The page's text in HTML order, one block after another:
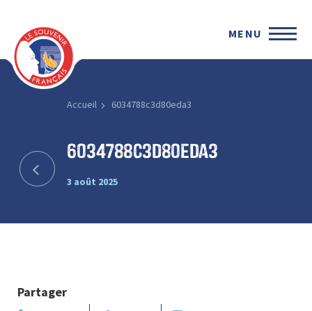
MENU
Accueil 6034788c3d80eda3
6034788c3d80eda3
3 août 2025
Partager